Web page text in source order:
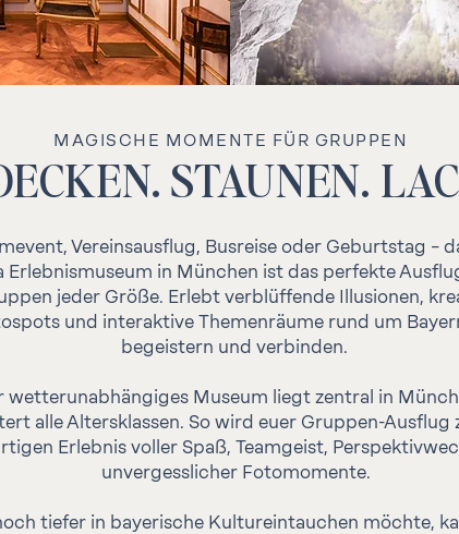
MAGISCHE MOMENTE FÜR GRUPPEN
STAUNEN.
Vereinsausflug, Busreise oder Geburtstag –
Erlebnismuseum in München ist das perfekte
jeder Größe. Erlebt verblüffende Illusionen,
und interaktive Themenräume rund um
begeistern und verbinden.
wetterunabhängiges Museum liegt zentral in
alle Altersklassen. So wird euer Gruppen-Ausflug
Erlebnis voller Spaß, Teamgeist,
unvergesslicher Fotomomente.
tiefer in bayerische Kultureintauchen möchte,